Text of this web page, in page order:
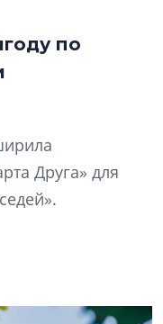
по
Друга» для